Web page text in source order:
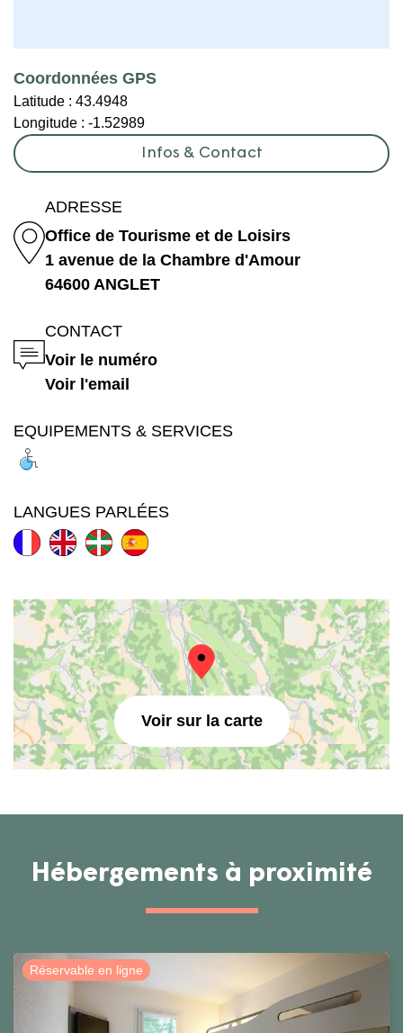
Coordonnées GPS
Latitude : 43.4948
Longitude : -1.52989
Infos & Contact
ADRESSE
Office de Tourisme et de Loisirs
1 avenue de la Chambre d'Amour
64600 ANGLET
CONTACT
Voir le numéro
Voir l'email
EQUIPEMENTS & SERVICES
LANGUES PARLÉES
Voir sur la carte
Hébergements à proximité
Réservable en ligne